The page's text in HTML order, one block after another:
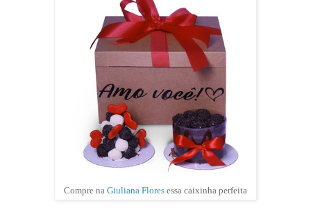
Compre na Giuliana Flores essa caixinha perfeita